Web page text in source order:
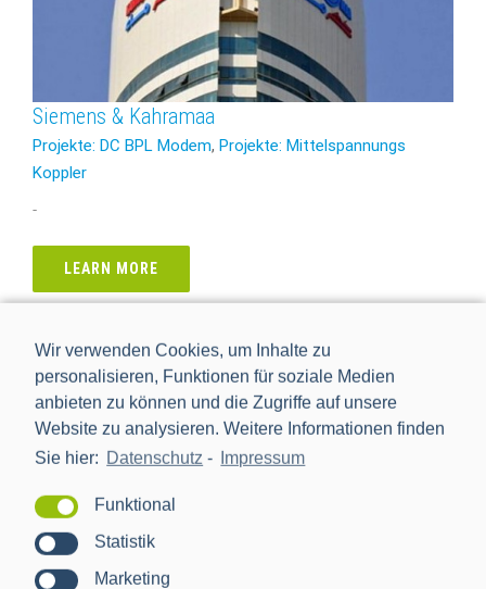
Wir verwenden Cookies, um Inhalte zu
personalisieren, Funktionen für soziale Medien
anbieten zu können und die Zugriffe auf unsere
Website zu analysieren. Weitere Informationen finden
Sie hier: Datenschutz - Impressum
Funktional
Statistik
Marketing
Siemens & Kahramaa
Projekte: DC BPL Modem, Projekte: Mittelspannungs
Koppler
-
LEARN MORE